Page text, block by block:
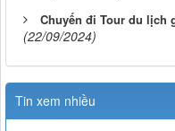
Chuyến đi Tour du lịch
(22/09/2024)
Tin xem nhiều